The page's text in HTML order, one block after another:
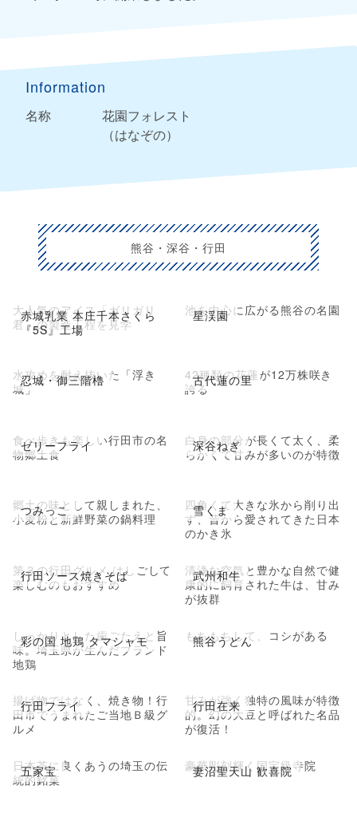
Information
名称
花園フォレスト
（はなぞの）
熊谷・深谷・行田
赤城乳業 本庄千本さくら
『5S』工場
大人気のアイス「ガリガリ
君」の製造工程を見学
星渓園
池を中心に広がる熊谷の名園
忍城・御三階櫓
水攻めを耐え抜いた「浮き
城」
古代蓮の里
42種類の花蓮が12万株咲き
誇る
ゼリーフライ
食べ歩きも楽しい行田市の名
物郷土食
深谷ねぎ
白身の部分が長くて太く、柔
らかくて甘みが多いのが特徴
つみっこ
郷土の味として親しまれた、
小麦粉と新鮮野菜の鍋料理
雪くま
四角くて大きな氷から削り出
す、昔から愛されてきた日本
のかき氷
行田ソース焼きそば
第３の行田グルメ はしごして
楽しむのもおすすめ
武州和牛
清浄な空気と豊かな自然で健
康的に飼育された牛は、甘み
が抜群
彩の国 地鶏 タマシャモ
しっかりとした歯ごたえと旨
味。埼玉県が生んだブランド
地鶏
熊谷うどん
もちもちして、コシがある
行田フライ
揚げ物ではなく、焼き物！行
田市でうまれたご当地Ｂ級グ
ルメ
行田在来
甘みが強く独特の風味が特徴
的。幻の大豆と呼ばれた名品
が復活！
五家宝
日本茶に良くあうの埼玉の伝
統的銘菓
妻沼聖天山 歓喜院
豪華彫刻輝く国宝級寺院